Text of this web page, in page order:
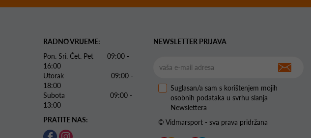
RADNO VRIJEME:
Pon. Sri. Čet. Pet 09:00 -
16:00
Utorak 09:00 -
18:00
Subota 09:00 -
13:00
PRATITE NAS:
NEWSLETTER PRIJAVA
Suglasan/a sam s korištenjem mojih
osobnih podataka u svrhu slanja
Newslettera
© Vidmarsport - sva prava pridržana